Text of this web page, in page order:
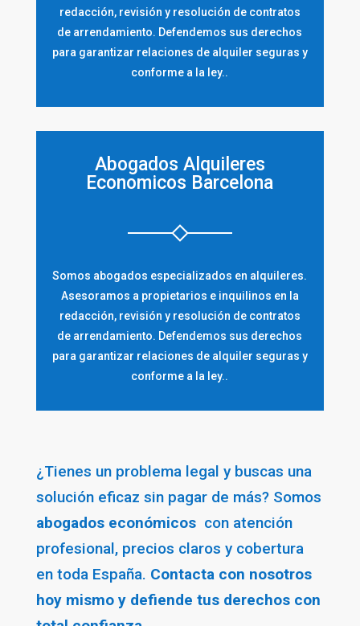
redacción, revisión y resolución de contratos
de arrendamiento. Defendemos sus derechos
para garantizar relaciones de alquiler seguras y
conforme a la ley..
Abogados Alquileres
Economicos Barcelona
Somos abogados especializados en alquileres.
Asesoramos a propietarios e inquilinos en la
redacción, revisión y resolución de contratos
de arrendamiento. Defendemos sus derechos
para garantizar relaciones de alquiler seguras y
conforme a la ley..
¿Tienes un problema legal y buscas una
solución eficaz sin pagar de más? Somos
abogados económicos con atención
profesional, precios claros y cobertura
en toda España. Contacta con nosotros
hoy mismo y defiende tus derechos con